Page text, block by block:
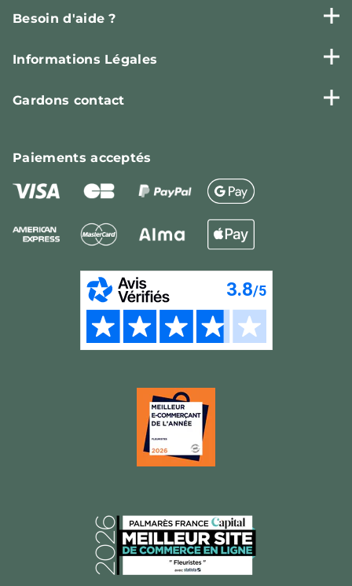
Besoin d'aide ?
Informations Légales
Gardons contact
Paiementsacceptés